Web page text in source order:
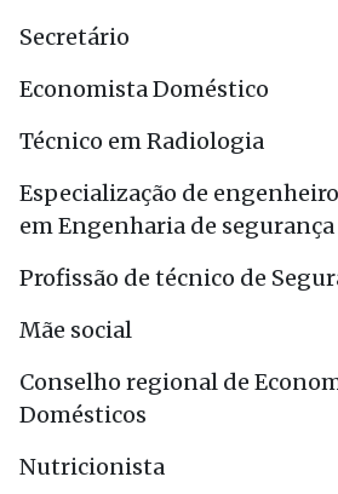
Secretário
Economista Doméstico
Técnico em Radiologia
Especialização de
em Engenharia de
Profissão de técnico de
Mãe social
Conselho regional de
Domésticos
Nutricionista